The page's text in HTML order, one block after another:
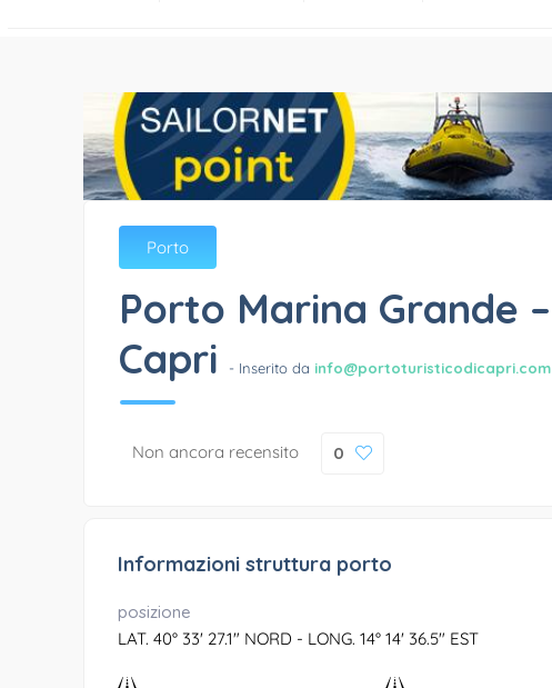
Porto
Porto Marina Grande –
Capri
- Inserito da info@portoturisticodicapri.com
Non ancora recensito 0
Informazioni struttura porto
posizione
LAT. 40° 33' 27.1" NORD - LONG. 14° 14' 36.5" EST